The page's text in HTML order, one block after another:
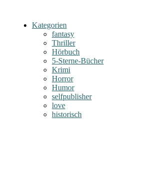
Kategorien
fantasy
Thriller
Hörbuch
5-Sterne-Bücher
Krimi
Horror
Humor
selfpublisher
love
historisch